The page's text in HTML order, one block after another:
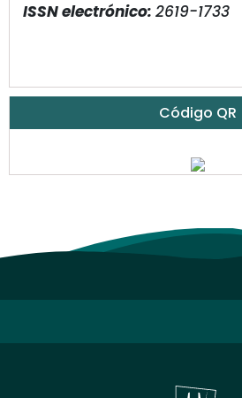
ISSN electrónico: 2619-1733
Código QR